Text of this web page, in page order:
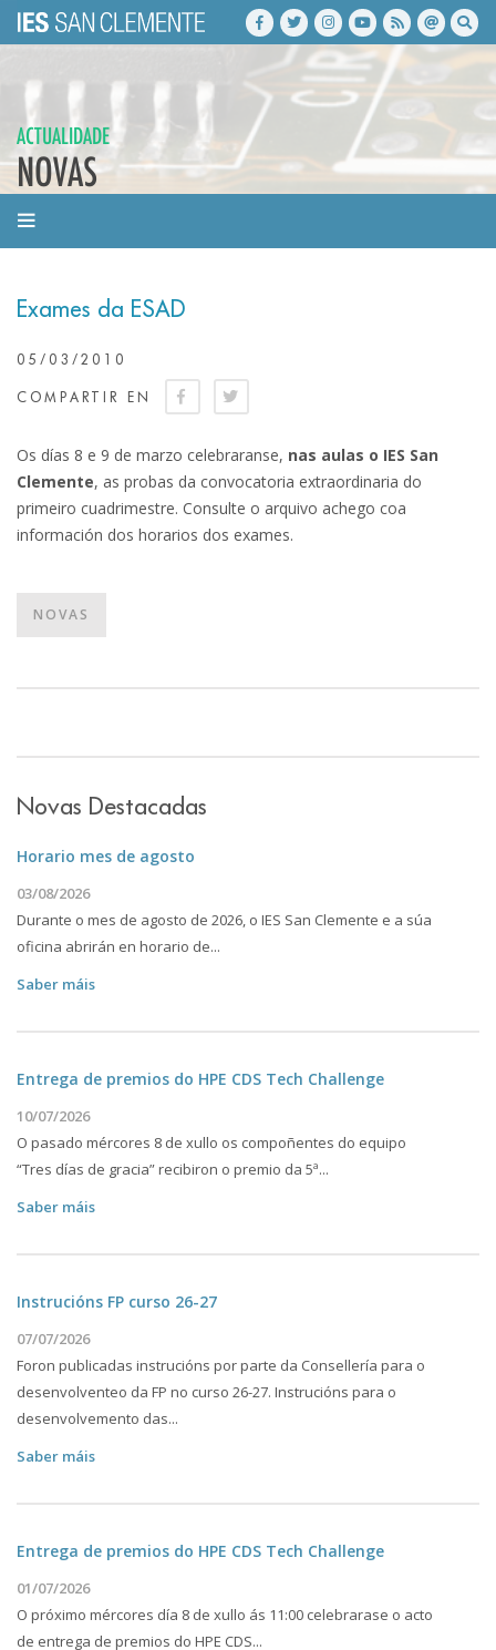
ACTUALIDADE
NOVAS
Exames da ESAD
05/03/2010
COMPARTIR EN
Os días 8 e 9 de marzo celebraranse, nas aulas o IES San
Clemente, as probas da convocatoria extraordinaria do
primeiro cuadrimestre. Consulte o arquivo achego coa
información dos horarios dos exames.
NOVAS
Novas Destacadas
Horario mes de agosto
03/08/2026
Durante o mes de agosto de 2026, o IES San Clemente e a súa
oficina abrirán en horario de...
Saber máis
Entrega de premios do HPE CDS Tech Challenge
10/07/2026
O pasado mércores 8 de xullo os compoñentes do equipo
“Tres días de gracia” recibiron o premio da 5ª...
Saber máis
Instrucións FP curso 26-27
07/07/2026
Foron publicadas instrucións por parte da Consellería para o
desenvolventeo da FP no curso 26-27. Instrucións para o
desenvolvemento das...
Saber máis
Entrega de premios do HPE CDS Tech Challenge
01/07/2026
O próximo mércores día 8 de xullo ás 11:00 celebrarase o acto
de entrega de premios do HPE CDS...